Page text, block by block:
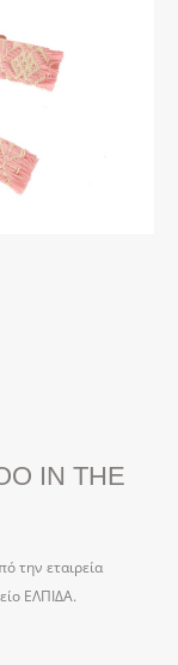
IN THE
την εταιρεία
ΕΛΠΙΔΑ.